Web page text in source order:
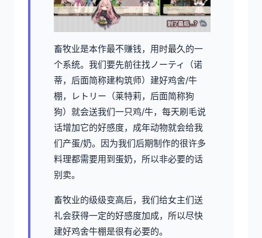
畜牧业是本作最不赚钱，用时最久的一
个系统。我们要先前往找ノーティ（诺
蒂，后面简称建构筑师）建好鸡舍/牛
棚，レトリー（莱特莉，后面简称狗
狗）就会送我们一只鸡/牛，每天刷毛说
话增加它的好感度，成年动物就会给我
们产蛋/奶。因为我们后期制作的很许多
料理都需要用到蛋奶，所以非必要的话
别卖。
畜牧业的级级变高后，我们给女主们送
礼会获得一定的好感度加成，所以尽快
建好鸡舍牛棚是很有必要的。